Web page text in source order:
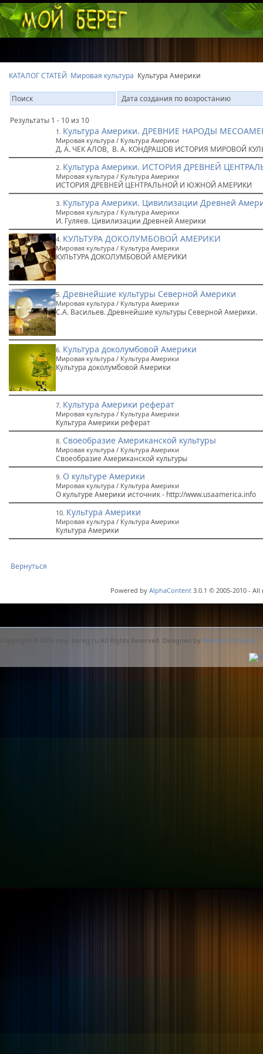
КАТАЛОГ СТАТЕЙ Мировая культура Культура Америки
Результаты 1 - 10 из 10
1. Культура Америки. ДРЕВНИЕ НАРОДЫ
Мировая культура / Культура Америки
Д. А. ЧЕК АЛОВ, В. А. КОНДРАШОВ ИСТОРИЯ МИРОВОЙ
2. Культура Америки. ИСТОРИЯ ДРЕВНЕЙ
Мировая культура / Культура Америки
ИСТОРИЯ ДРЕВНЕЙ ЦЕНТРАЛЬНОЙ И ЮЖНОЙ АМЕРИКИ
3. Культура Америки. Цивилизации Древней
Мировая культура / Культура Америки
И. Гуляев. Цивилизации Древней Америки
4. КУЛЬТУРА ДОКОЛУМБОВОЙ АМЕРИКИ
Мировая культура / Культура Америки
КУЛЬТУРА ДОКОЛУМБОВОЙ АМЕРИКИ
5. Древнейшие культуры Северной Америки
Мировая культура / Культура Америки
С.А. Васильев. Древнейшие культуры Северной Америки.
6. Культура доколумбовой Америки
Мировая культура / Культура Америки
Культура доколумбовой Америки
7. Культура Америки реферат
Мировая культура / Культура Америки
Культура Америки реферат
8. Своеобразие Американской культуры
Мировая культура / Культура Америки
Своеобразие Американской культуры
9. О культуре Америки
Мировая культура / Культура Америки
О культуре Америки источник - http://www.usaamerica.info
10. Культура Америки
Мировая культура / Культура Америки
Культура Америки
Вернуться
Powered byAlphaContent 3.0.1 © 2005-2010 -
Copyright © 2005 moy-bereg.ru All Rights Reserved. Designed by Neotron ltd.faust